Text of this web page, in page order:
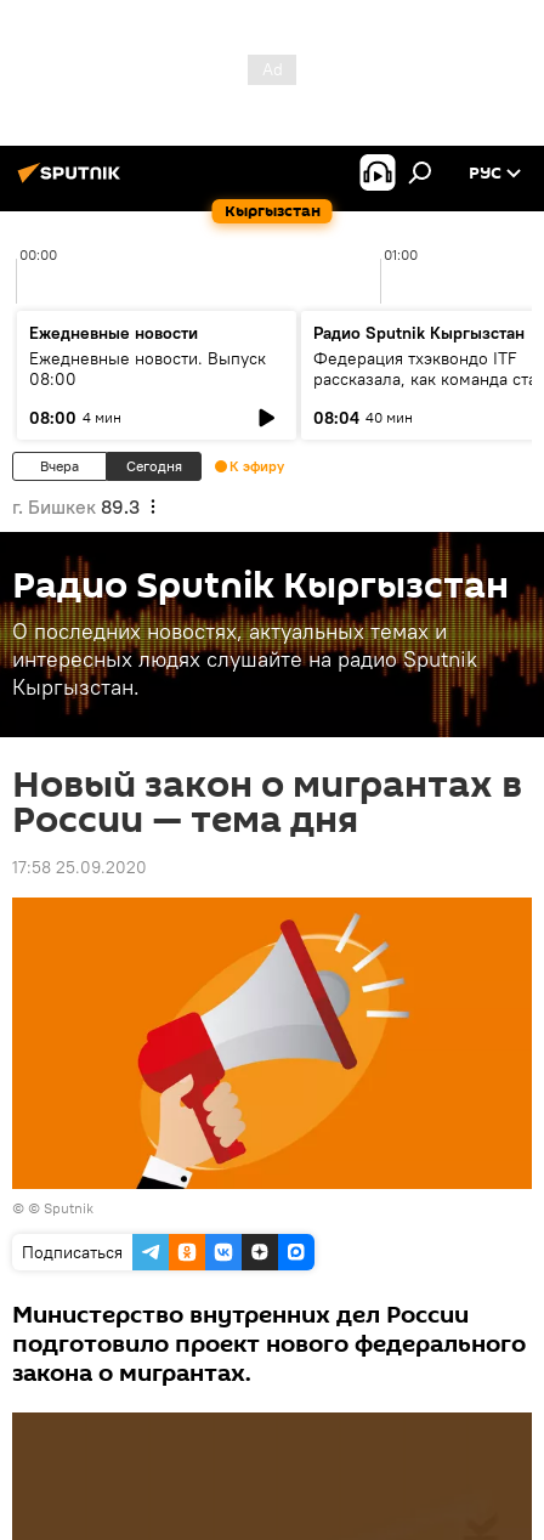
Кыргызстан
РУС
00:00 01:00
Ежедневные новости
Ежедневные новости. Выпуск
08:00
08:00 4 мин
Радио Sputnik Кыргызстан
Федерация тхэквондо ITF
рассказала, как команда
08:04 40 мин
Вчера Сегодня К эфиру
г. Бишкек 89.3
Радио Sputnik Кыргызстан
О последних новостях, актуальных темах и
интересных людях слушайте на радио Sputnik
Кыргызстан.
Новый закон о мигрантах в
России — тема дня
17:58 25.09.2020
© © Sputnik
Подписаться
Министерство внутренних дел России
подготовило проект нового федерального
закона о мигрантах.